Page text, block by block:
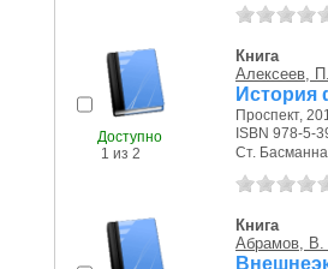
Доступно
1 из 2
Книга
Алексеев,
История
Проспект,
ISBN 978-5-
Ст.
Книга
Абрамов,